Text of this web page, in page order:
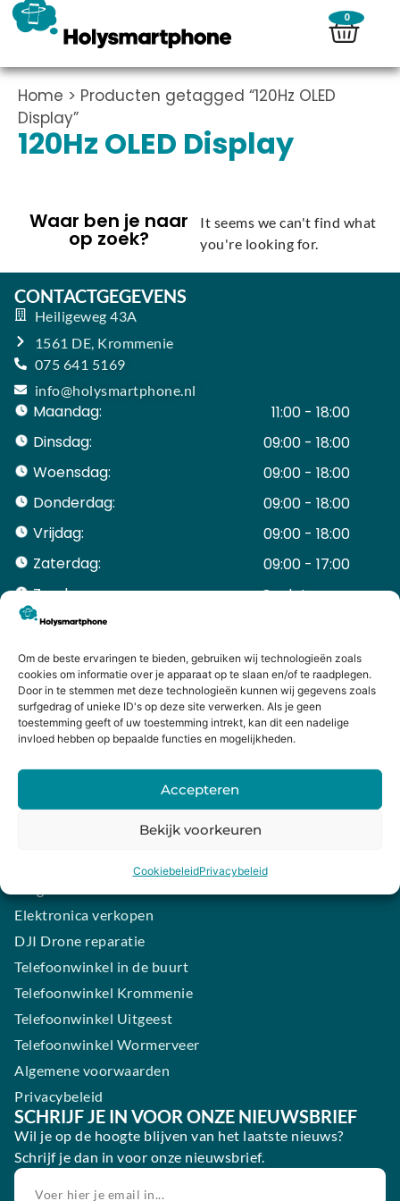
Om de beste ervaringen te bieden, gebruiken wij technologieën zoals
cookies om informatie over je apparaat op te slaan en/of te raadplegen.
Door in te stemmen met deze technologieën kunnen wij gegevens zoals
surfgedrag of unieke ID's op deze site verwerken. Als je geen
toestemming geeft of uw toestemming intrekt, kan dit een nadelige
invloed hebben op bepaalde functies en mogelijkheden.
Accepteren
Bekijk voorkeuren
CookiebeleidPrivacybeleid
0
Home > Producten getagged “120Hz OLED
Display”
120Hz OLED Display
Waar ben je naar
op zoek?
It seems we can't find what
you're looking for.
CONTACTGEGEVENS
Heiligeweg 43A
1561 DE, Krommenie
075 641 5169
info@holysmartphone.nl
Maandag:
11:00 - 18:00
Dinsdag:
09:00 - 18:00
Woensdag:
09:00 - 18:00
Donderdag:
09:00 - 18:00
Vrijdag:
09:00 - 18:00
Zaterdag:
09:00 - 17:00
Zondag:
Gesloten ​ ​ ​ ​ ​ ​ ​
ACCOUNT
Bestellingen
Mijn winkelwagen
HANDIGE LINKS
Levering en retourneren
iPhone laten maken
Samsung smartphone laten maken
Elektronica verkopen
DJI Drone reparatie
Telefoonwinkel in de buurt
Telefoonwinkel Krommenie
Telefoonwinkel Uitgeest
Telefoonwinkel Wormerveer
Algemene voorwaarden
Privacybeleid
SCHRIJF JE IN VOOR ONZE NIEUWSBRIEF
Wil je op de hoogte blijven van het laatste nieuws?
Schrijf je dan in voor onze nieuwsbrief.